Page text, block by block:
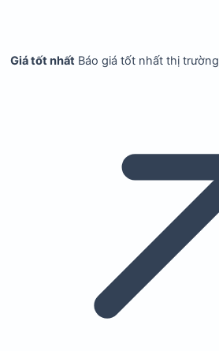
Giá tốt nhất Báo giá tốt nhất thị trường